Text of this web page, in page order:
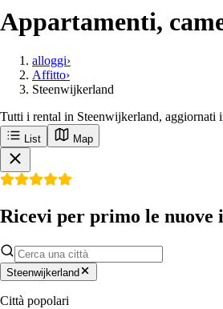
Appartamenti,
alloggi›
Affitto›
Steenwijkerland
Tutti i rental in Steenwijkerland, aggiornati
List Map
Ricevi per primo le nuove
Steenwijkerland
Città popolari